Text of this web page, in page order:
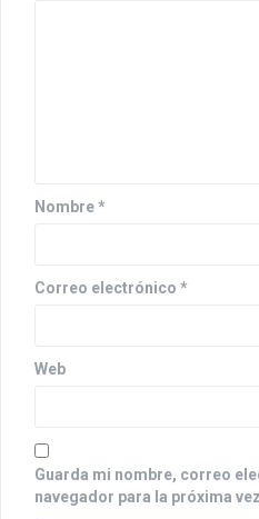
t
a
a
Nombre*
Correo electrónico *
Web
Guarda mi nombre, correo
navegador para la próxima